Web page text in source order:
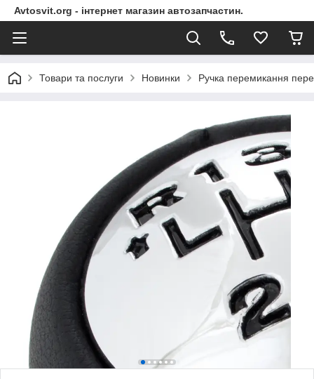
Avtosvit.org - інтернет магазин автозапчастин.
Товари та послуги Новинки Ручка перемикання